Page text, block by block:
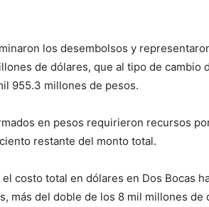
los desembolsos y
de dólares, que al tipo de cambio
955.3 millones de pesos.
en pesos requirieron recursos
restante del monto total.
costo total en dólares en Dos Bocas
más del doble de los 8 mil millones de